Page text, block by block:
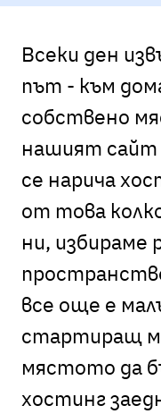
Всеки ден
път - към
собствено
нашият сайт
се нарича
от това
ни, избираме
все още е
стартиращ
мястото да
хостинг